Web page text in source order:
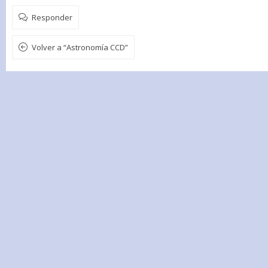
Responder
Volver a “Astronomía CCD”